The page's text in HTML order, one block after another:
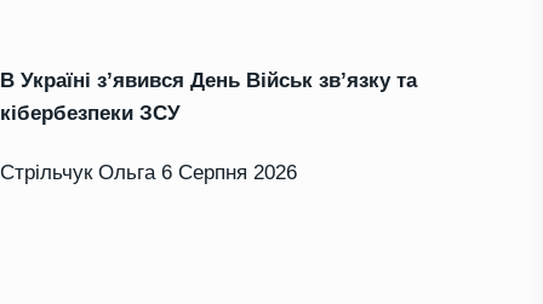
В Україні з’явився День Військ зв’язку та
кібербезпеки ЗСУ
Стрільчук Ольга 6 Серпня 2026